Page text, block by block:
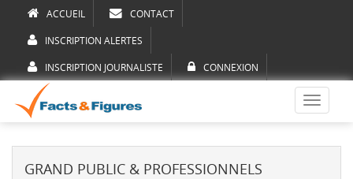
ACCUEIL CONTACT
INSCRIPTION ALERTES
INSCRIPTION JOURNALISTE CONNEXION
Toggle
GRAND PUBLIC & PROFESSIONNELS